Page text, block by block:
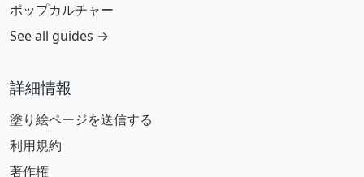
ポップカルチャー
See all guides →
詳細情報
塗り絵ページを送信する
利用規約
著作権